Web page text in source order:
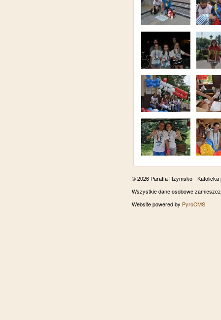
© 2026 Parafia Rzymsko -
Wszystkie dane osobowe
Website powered by PyroCMS